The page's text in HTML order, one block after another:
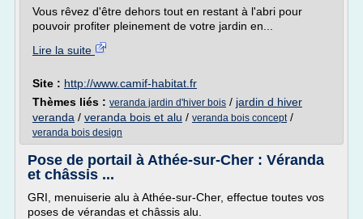
Vous rêvez d'être dehors tout en restant à l'abri pour
pouvoir profiter pleinement de votre jardin en...
Lire la suite
Site : http://www.camif-habitat.fr
Thèmes liés : veranda jardin d'hiver bois / jardin d hiver
veranda / veranda bois et alu / veranda bois concept/
veranda bois design
Pose de portail à Athée-sur-Cher : Véranda
et châssis ...
GRI, menuiserie alu à Athée-sur-Cher, effectue toutes vos
poses de vérandas et châssis alu.